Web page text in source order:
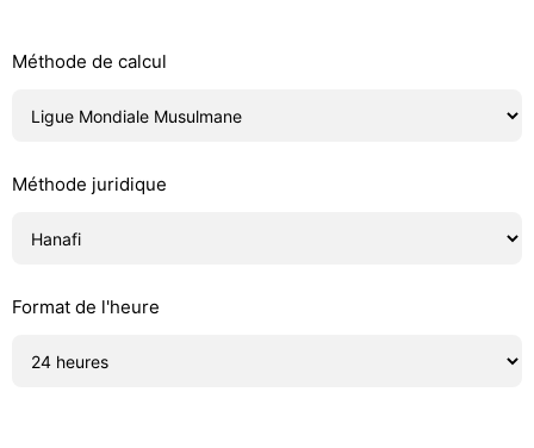
Méthode de calcul
Méthode juridique
Format de l'heure